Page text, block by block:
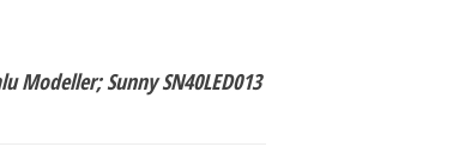
Modeller; Sunny SN40LED013